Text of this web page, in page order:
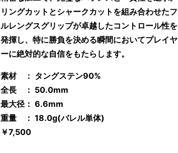
リングカットとシャークカットを組み合わせたフ
ルレングスグリップが卓越したコントロール性を
発揮し、特に勝負を決める瞬間においてプレイヤ
ーに絶対的な自信をもたらします。
素材 ： タングステン90%
全長 ： 50.0mm
最大径： 6.6mm
重量 ： 18.0g(バレル単体)
￥7,500